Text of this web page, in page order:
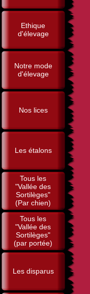
Ethique
d'élevage
Notre mode
d'élevage
Nos lices
Les étalons
Tous les
"Vallée des
Sortilèges"
(Par chien)
Tous les
"Vallée des
Sortilèges"
(par portée)
Les disparus